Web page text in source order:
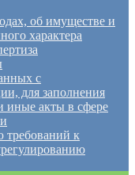
об имуществе и
характера
с
для заполнения
иные акты в сфере
к